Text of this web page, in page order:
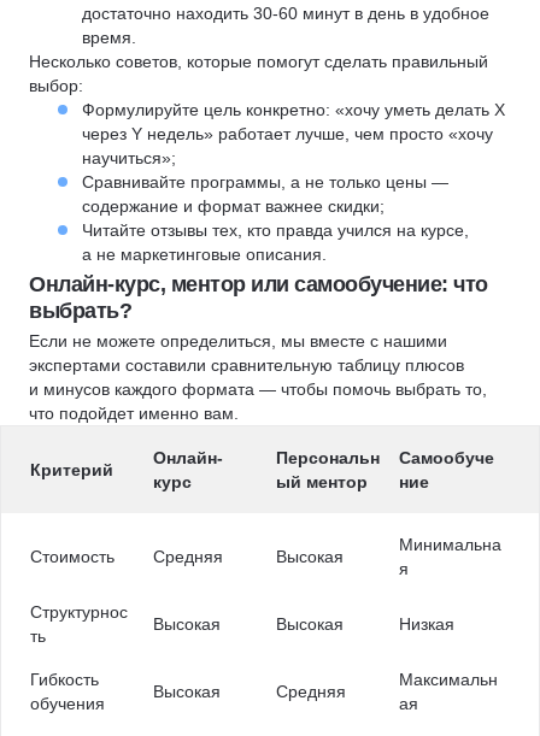
достаточно находить 30-60 минут в день в удобное
время.
Несколько советов, которые помогут сделать правильный
выбор:
Формулируйте цель конкретно: «хочу уметь делать X
через Y недель» работает лучше, чем просто «хочу
научиться»;
Сравнивайте программы, а не только цены —
содержание и формат важнее скидки;
Читайте отзывы тех, кто правда учился на курсе,
а не маркетинговые описания.
Онлайн-курс, ментор или самообучение: что
выбрать?
Если не можете определиться, мы вместе с нашими
экспертами составили сравнительную таблицу плюсов
и минусов каждого формата — чтобы помочь выбрать то,
что подойдет именно вам.
Критерий
Онлайн-
курс
Персональн
ый ментор
Самообуче
ние
Стоимость Средняя Высокая
Минимальна
я
Структурнос
ть
Высокая Высокая Низкая
Гибкость
обучения
Высокая Средняя
Максимальн
ая